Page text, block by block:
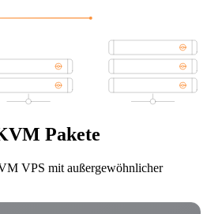
Pakete
VPS mit außergewöhnlicher